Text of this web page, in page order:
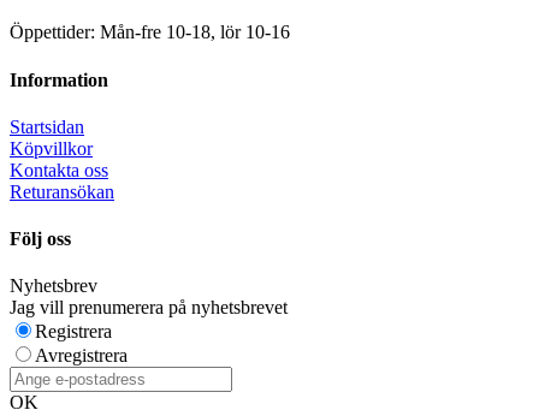
Öppettider: Mån-fre 10-18, lör 10-16
Information
Startsidan
Köpvillkor
Kontakta oss
Returansökan
Följ oss
Nyhetsbrev
Jag vill prenumerera på nyhetsbrevet
Registrera
Avregistrera
OK